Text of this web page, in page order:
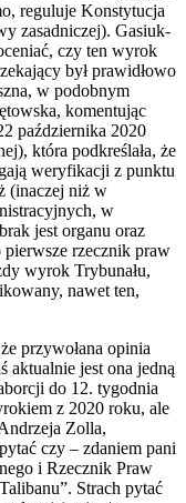
reguluje Konstytucja
zasadniczej). Gasiuk-
czy ten wyrok
był prawidłowo
w podobnym
komentując
października 2020
która podkreślała, że
weryfikacji z punktu
(inaczej niż w
w
jest organu oraz
pierwsze rzecznik praw
wyrok Trybunału,
nawet ten,
przywołana opinia
aktualnie jest ona jedną
do 12. tygodnia
z 2020 roku, ale
Zolla,
czy – zdaniem pani
i Rzecznik Praw
Strach pytać